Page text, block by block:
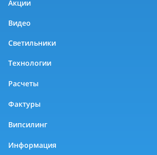
Акции
Видео
Светильники
Технологии
Расчеты
Фактуры
Випсилинг
Информация